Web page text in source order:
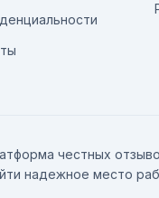
честных
надежное место